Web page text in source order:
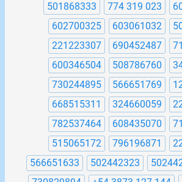
501868333
774 319 023
602700325
603061032
221223307
690452487
600346504
508786760
730244895
566651769
668515311
324660059
782537464
608435070
515065172
796196871
566651633
502442323